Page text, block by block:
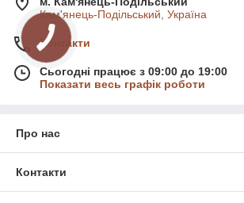
Кам'янець-Подільський, Україна
Контакти
Сьогодні працює з 09:00 до 19:00
Показати весь графік роботи
Про нас
Контакти